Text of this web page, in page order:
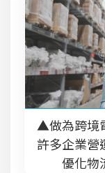
▲做為跨境
許多企業營
優化物